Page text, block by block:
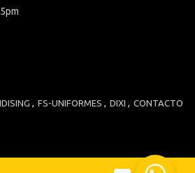
FS-UNIFORMES DIXI CONTACTO